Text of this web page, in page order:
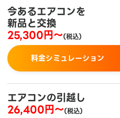
今あるエアコンを
新品と交換
25,300円～(税込)
料金シミュレーション
エアコンの引越し
26,400円～(税込)